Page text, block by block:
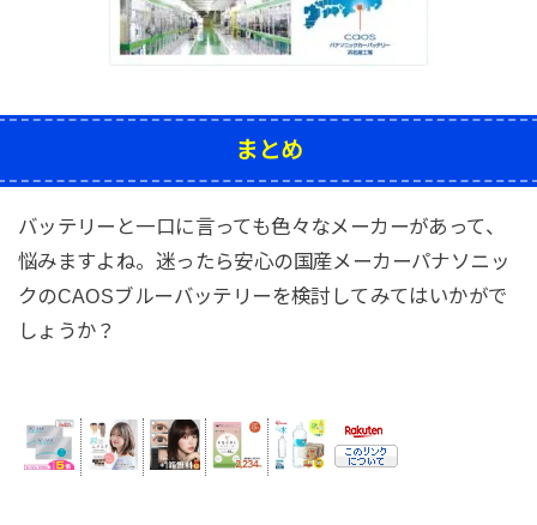
まとめ
バッテリーと一口に言っても色々なメーカーがあって、
悩みますよね。迷ったら安心の国産メーカーパナソニッ
クのCAOSブルーバッテリーを検討してみてはいかがで
しょうか？